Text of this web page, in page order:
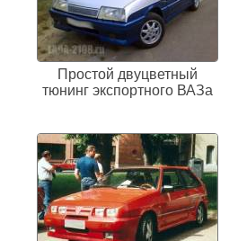
Простой двуцветный
тюнинг экспортного ВАЗа